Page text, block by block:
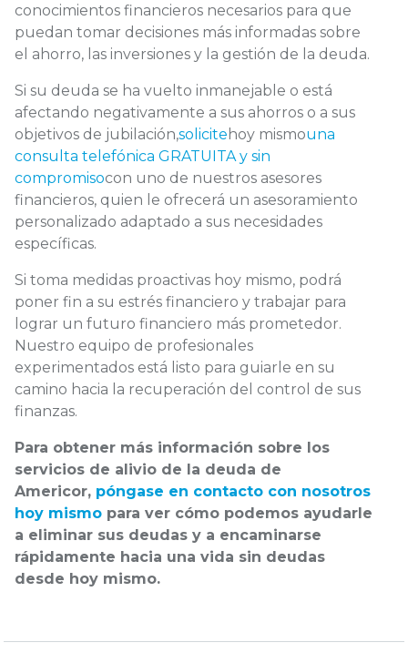
conocimientos financieros necesarios para que
puedan tomar decisiones más informadas sobre
el ahorro, las inversiones y la gestión de la deuda.
Si su deuda se ha vuelto inmanejable o está
afectando negativamente a sus ahorros o a sus
objetivos de jubilación,solicite hoy mismouna
consulta telefónica GRATUITA y sin
compromisocon uno de nuestros asesores
financieros, quien le ofrecerá un asesoramiento
personalizado adaptado a sus necesidades
específicas.
Si toma medidas proactivas hoy mismo, podrá
poner fin a su estrés financiero y trabajar para
lograr un futuro financiero más prometedor.
Nuestro equipo de profesionales
experimentados está listo para guiarle en su
camino hacia la recuperación del control de sus
finanzas.
Para obtener más información sobre los
servicios de alivio de la deuda de
Americor, póngase en contacto con nosotros
hoy mismo para ver cómo podemos ayudarle
a eliminar sus deudas y a encaminarse
rápidamente hacia una vida sin deudas
desde hoy mismo.